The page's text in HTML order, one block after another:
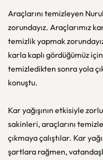
Araçlarını temizleyen
zorundayız. Araçlarımız
temizlik yapmak
karla kaplı gördüğümüz
temizledikten sonra yola
konuştu.
Kar yağışının etkisiyle
sakinleri, araçlarını
çıkmaya çalıştılar. Kar
şartlara rağmen,